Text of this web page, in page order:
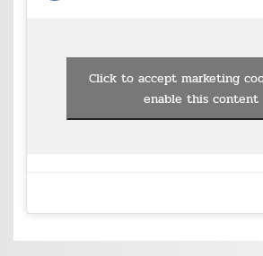
Click to accept marketing
enable this content